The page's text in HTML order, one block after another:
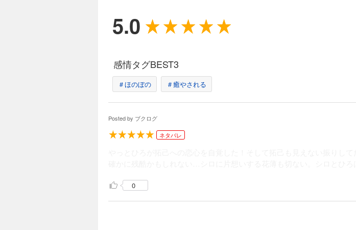
5.0
感情タグBEST3
＃ほのぼの ＃癒やされる
Posted by ブクログ
ネタバレ
0